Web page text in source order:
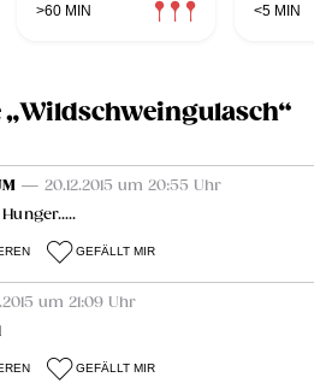
>60 MIN <5 MIN
„Wildschweingulasch“
— 20.12.2015 um 20:55 Uhr
GEFÄLLT MIR
um 21:09 Uhr
GEFÄLLT MIR